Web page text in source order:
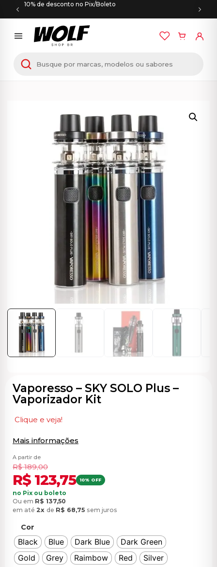
10% de desconto no Pix/Boleto
Início/ VAPORESSO/ Vaporesso – SKY SOLO Plus –
Vaporesso – SKY SOLO Plus –
Vaporizador Kit
Clique e veja!
Mais informações
A partir de
R$189,00
R$123,75 10% OFF
no Pix ou boleto
Ou em R$ 137,50
em até 2x de R$ 68,75 sem juros
Cor
Black Blue Dark Blue
Dark Green
Gold
Grey Raimbow Red Silver